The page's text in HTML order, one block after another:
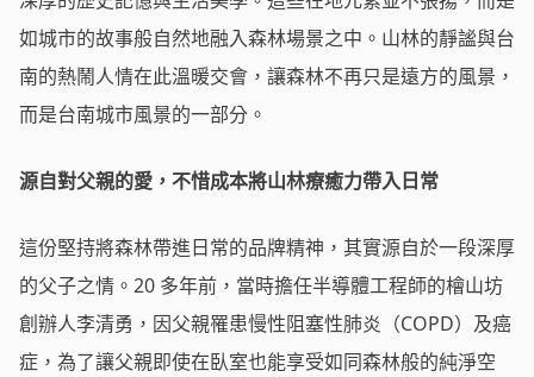
如城市的故事般自然地融入森林場景之中。山林的靜謐與台
南的熱鬧人情在此溫暖交會，讓森林不再只是遠方的風景，
而是台南城市風景的一部分。
源自對父親的愛，不惜成本將山林療癒力帶入日常
這份堅持將森林帶進日常的品牌精神，其實源自於一段深厚
的父子之情。20 多年前，當時擔任半導體工程師的檜山坊
創辦人李清勇，因父親罹患慢性阻塞性肺炎（COPD）及癌
症，為了讓父親即使在臥室也能享受如同森林般的純淨空